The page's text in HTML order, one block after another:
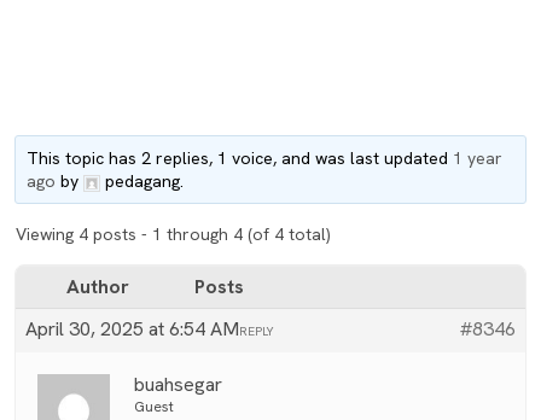
This topic has 2 replies, 1 voice, and was last updated 1 year
ago by pedagang.
Viewing 4 posts - 1 through 4 (of 4 total)
Author
Posts
April 30, 2025 at 6:54 AM
#8346
REPLY
buahsegar
Guest